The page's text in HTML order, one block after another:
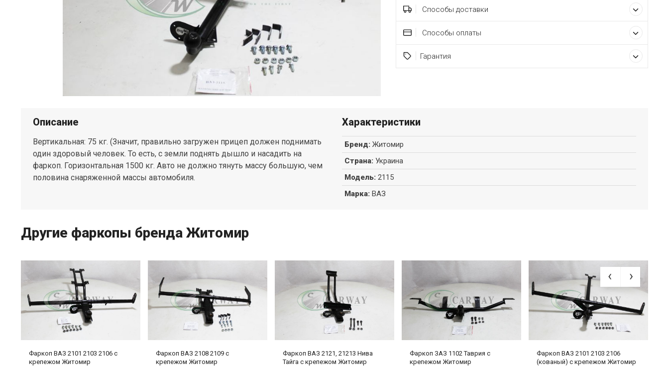
Способы доставки
Способы оплаты
Гарантия
Описание
Вертикальная: 75 кг. (Значит, правильно загружен прицеп должен поднимать
один здоровый человек. То есть, с земли поднять дышло и насадить на
фаркоп. Горизонтальная 1500 кг. Авто не должно тянуть массу большую, чем
половина снаряженной массы автомобиля.
Характеристики
Бренд: Житомир
Страна: Украина
Модель: 2115
Марка: ВАЗ
Другие фаркопы бренда Житомир
Фаркоп ВАЗ 2101 2103 2106 с
крепежом Житомир
Фаркоп ВАЗ 2108 2109 с
крепежом Житомир
Фаркоп ВАЗ 2121, 21213 Нива
Тайга с крепежом Житомир
Фаркоп ЗАЗ 1102 Таврия с
крепежом Житомир
Фаркоп ВАЗ 2101 2103 2106
(кованый) с крепежом Житомир